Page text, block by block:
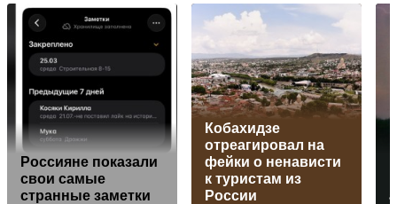
Россияне показали
свои самые
странные заметки
Кобахидзе
отреагировал на
фейки о ненависти
к туристам из
России